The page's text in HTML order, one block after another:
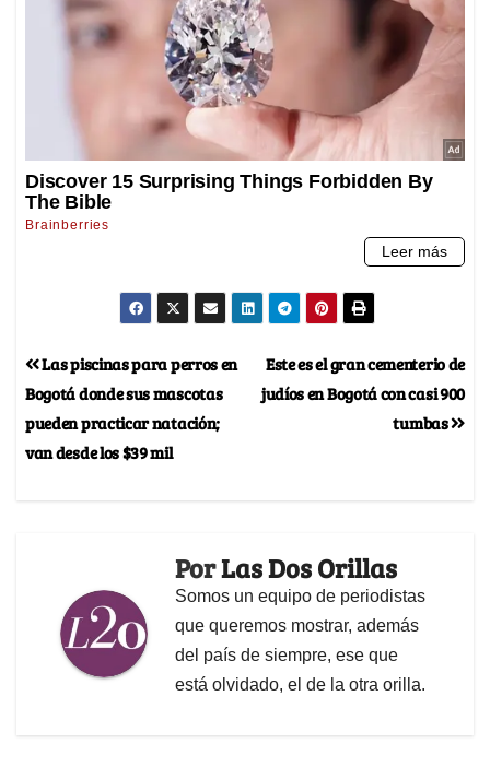
Este es el gran cementerio de
judíos en Bogotá con casi 900
tumbas
Las piscinas para perros en
Bogotá donde sus mascotas
pueden practicar natación;
van desde los $39 mil
PorLas Dos Orillas
Somos un equipo de periodistas
que queremos mostrar, además
del país de siempre, ese que
está olvidado, el de la otra orilla.